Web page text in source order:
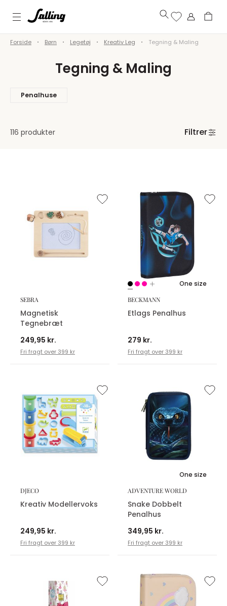
Forside Børn Legetøj Kreativ Leg Tegning & Maling
Tegning & Maling
Penalhuse
116 produkter Filtrer
SEBRA
Magnetisk
Tegnebræt
249,95 kr.
Fri fragt over 399 kr
One size
BECKMANN
Etlags Penalhus
279 kr.
Fri fragt over 399 kr
DJECO
Kreativ Modellervoks
249,95 kr.
Fri fragt over 399 kr
One size
ADVENTURE WORLD
Snake Dobbelt
Penalhus
349,95 kr.
Fri fragt over 399 kr